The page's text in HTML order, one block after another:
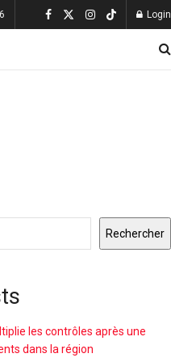
Login
Rechercher
les contrôles après une
dans la région